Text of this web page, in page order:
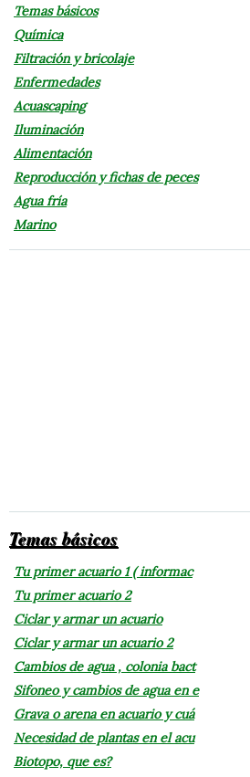
Temas básicos
Química
Filtración y bricolaje
Enfermedades
Acuascaping
Iluminación
Alimentación
Reproducción y fichas de peces
Agua fría
Marino
Temas básicos
Tu primer acuario 1 ( informac
Tu primer acuario 2
Ciclar y armar un acuario
Ciclar y armar un acuario 2
Cambios de agua , colonia bact
Sifoneo y cambios de agua en e
Grava o arena en acuario y cuá
Necesidad de plantas en el acu
Biotopo, que es?